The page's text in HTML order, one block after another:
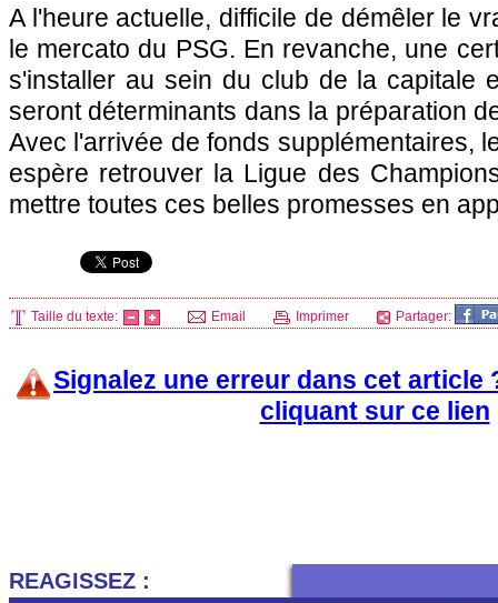
A l'heure actuelle, difficile de démêler le
le mercato du PSG. En revanche, une
s'installer au sein du club de la capitale
seront déterminants dans la préparation
Avec l'arrivée de fonds supplémentaires,
espère retrouver la Ligue des
mettre toutes ces belles promesses en
Taille du texte: Email Imprimer Partager:
Signalez une erreur dans cet article
cliquant sur ce lien
REAGISSEZ :